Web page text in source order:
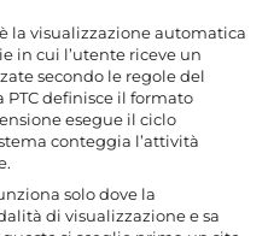
è la visualizzazione automatica
in cui l’utente riceve un
secondo le regole del
definisce il formato
esegue il ciclo
conteggia l’attività
solo dove la
di visualizzazione e sa